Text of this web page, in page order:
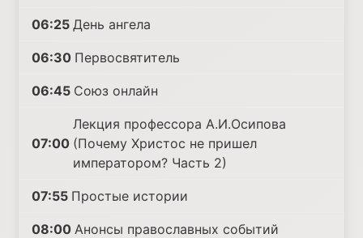
06:25 День ангела
06:30 Первосвятитель
06:45 Союз онлайн
07:00
Лекция профессора А.И.Осипова
(Почему Христос не пришел
императором? Часть 2)
07:55 Простые истории
08:00 Анонсы православных событий